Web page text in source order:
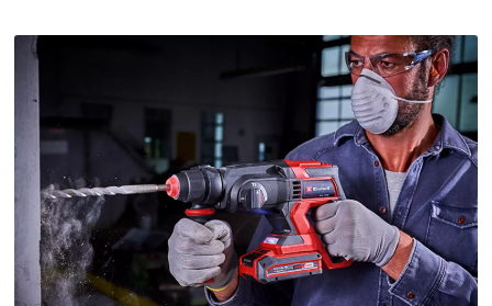
needs
the
site
with
their
CMP
add
this
content